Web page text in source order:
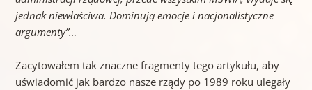
jednak niewłaściwa. Dominują emocje i nacjonalistyczne
argumenty”…
Zacytowałem tak znaczne fragmenty tego artykułu, aby
uświadomić jak bardzo nasze rządy po 1989 roku ulegały